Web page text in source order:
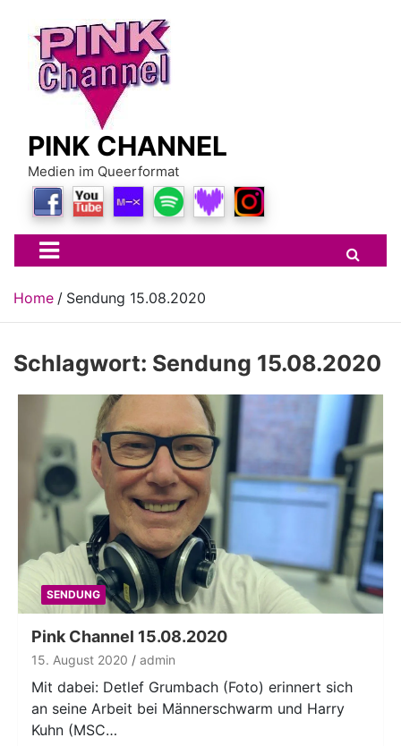
content
PINK CHANNEL
Medien im Queerformat
Home Sendung 15.08.2020
Schlagwort: Sendung 15.08.2020
SENDUNG
Pink Channel 15.08.2020
15. August 2020 admin
Mit dabei: Detlef Grumbach (Foto) erinnert sich
an seine Arbeit bei Männerschwarm und Harry
Kuhn (MSC…